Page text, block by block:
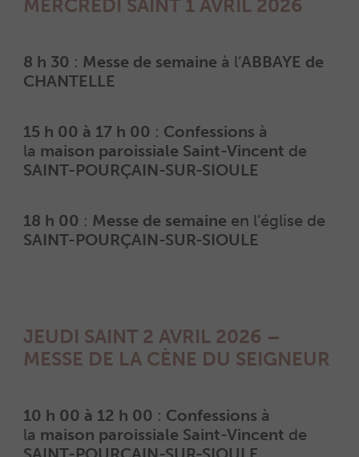
MERCREDI SAINT 1 AVRIL 2026
8 h 30 : Messe de semaine à l’ABBAYE de
CHANTELLE
15 h 00 à 17 h 00 : Confessions à
la maison paroissiale Saint-Vincent de
SAINT-POURÇAIN-SUR-SIOULE
18 h 00 : Messe de semaine en l’église de
SAINT-POURÇAIN-SUR-SIOULE
JEUDI SAINT 2 AVRIL 2026 –
MESSE DE LA CÈNE DU SEIGNEUR
10 h 00 à 12 h 00 : Confessions à
la maison paroissiale Saint-Vincent de